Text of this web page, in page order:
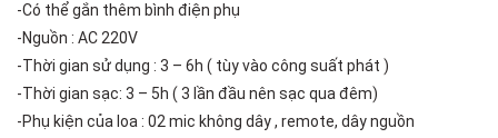
-Có thể gắn thêm bình điện phụ
-Nguồn : AC 220V
-Thời gian sử dụng : 3 – 6h ( tùy vào công suất phát )
-Thời gian sạc: 3 – 5h ( 3 lần đầu nên sạc qua đêm)
-Phụ kiện của loa : 02 mic không dây , remote, dây nguồn